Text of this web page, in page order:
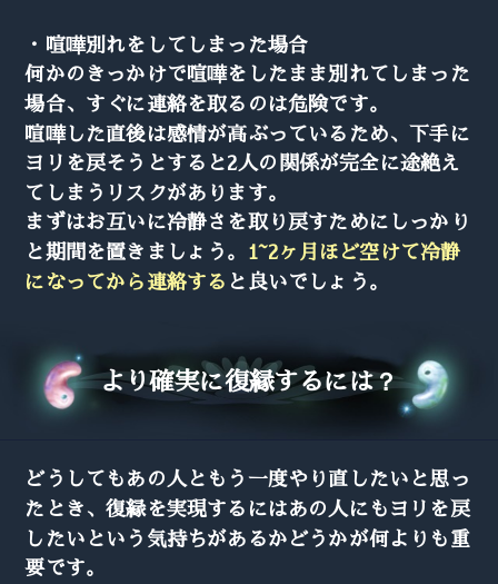
・喧嘩別れをしてしまった場合
何かのきっかけで喧嘩をしたまま別れてしまった
場合、すぐに連絡を取るのは危険です。
喧嘩した直後は感情が高ぶっているため、下手に
ヨリを戻そうとすると2人の関係が完全に途絶え
てしまうリスクがあります。
まずはお互いに冷静さを取り戻すためにしっかり
と期間を置きましょう。 1~2ヶ月ほど空けて冷静
になってから連絡する と良いでしょう。
より確実に復縁するには？
どうしてもあの人ともう一度やり直したいと思っ
たとき、復縁を実現するにはあの人にもヨリを戻
したいという気持ちがあるかどうかが何よりも重
要です。